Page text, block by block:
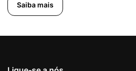
Saiba mais